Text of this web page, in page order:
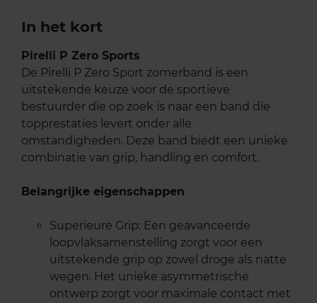
In het kort
Pirelli P Zero Sports
De Pirelli P Zero Sport zomerband is een
uitstekende keuze voor de sportieve
bestuurder die op zoek is naar een band die
topprestaties levert onder alle
omstandigheden. Deze band biedt een unieke
combinatie van grip, handling en comfort.
Belangrijke eigenschappen
Superieure Grip: Een geavanceerde
loopvlaksamenstelling zorgt voor een
uitstekende grip op zowel droge als natte
wegen. Het unieke asymmetrische
ontwerp zorgt voor maximale contact met